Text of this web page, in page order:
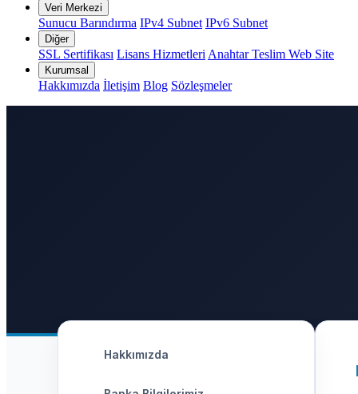
Veri Merkezi
Sunucu Barındırma IPv4 Subnet IPv6 Subnet
Diğer
SSL Sertifikası Lisans Hizmetleri Anahtar Teslim Web Site
Kurumsal
Hakkımızda İletişim Blog Sözleşmeler
Hakkımızda